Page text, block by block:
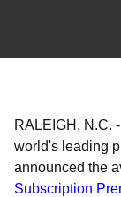
RALEIGH, N.C. -
world's leading
announced the
Subscription